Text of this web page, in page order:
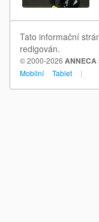
Tato informační
redigován.
© 2000-2026 ANNECA
Mobilní
Tablet |